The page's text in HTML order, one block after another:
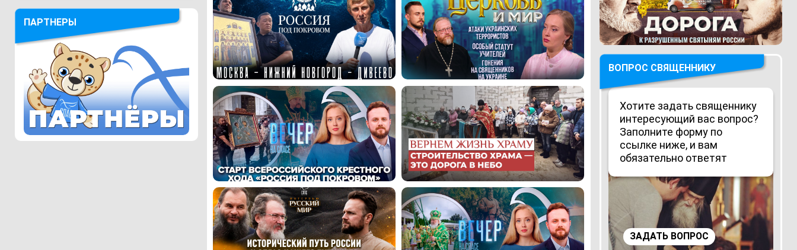
ПАРТНЕРЫ
ВОПРОС СВЯЩЕННИКУ
Хотите задать священнику
интересующий вас вопрос?
Заполните форму по
ссылке ниже, и вам
обязательно ответят
ЗАДАТЬ ВОПРОС